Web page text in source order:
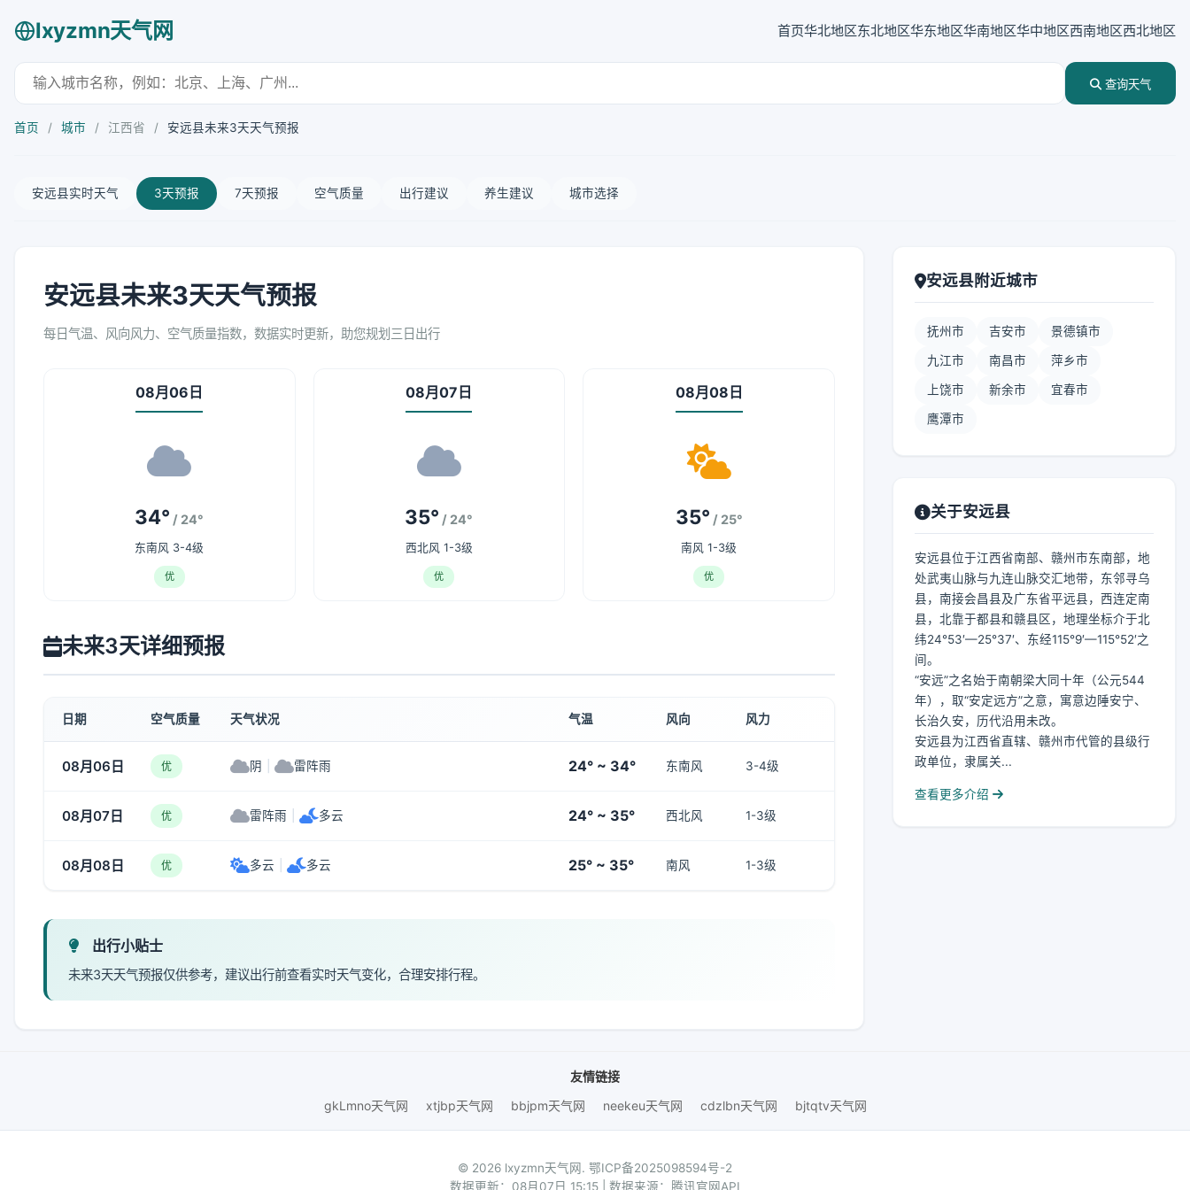
lxyzmn天气网 首页华北地区东北地区华东地区华南地区华中地区西南地区西北地区
查询天气
首页 / 城市 / 江西省 / 安远县未来3天天气预报
安远县实时天气 3天预报 7天预报 空气质量 出行建议 养生建议 城市选择
安远县未来3天天气预报
每日气温、风向风力、空气质量指数，数据实时更新，助您规划三日出行
08月06日
34° / 24°
东南风 3-4级
优
08月07日
35° / 24°
西北风 1-3级
优
08月08日
35° / 25°
南风 1-3级
优
未来3天详细预报
日期 空气质量 天气状况 气温 风向 风力
08月06日 优 阴 雷阵雨 24° ~ 34° 东南风 3-4级
08月07日 优 雷阵雨 多云 24° ~ 35° 西北风 1-3级
08月08日 优 多云 多云 25° ~ 35° 南风 1-3级
出行小贴士
未来3天天气预报仅供参考，建议出行前查看实时天气变化，合理安排行程。
安远县附近城市
抚州市 吉安市 景德镇市
九江市 南昌市 萍乡市
上饶市 新余市 宜春市
鹰潭市
关于安远县
安远县位于江西省南部、赣州市东南部，地
处武夷山脉与九连山脉交汇地带，东邻寻乌
县，南接会昌县及广东省平远县，西连定南
县，北靠于都县和赣县区，地理坐标介于北
纬24°53′—25°37′、东经115°9′—115°52′之
间。
“安远”之名始于南朝梁大同十年（公元544
年），取“安定远方”之意，寓意边陲安宁、
长治久安，历代沿用未改。
安远县为江西省直辖、赣州市代管的县级行
政单位，隶属关...
查看更多介绍
友情链接
gkLmno天气网
xtjbp天气网 bbjpm天气网 neekeu天气网 cdzlbn天气网 bjtqtv天气网
© 2026 lxyzmn天气网. 鄂ICP备2025098594号-2
数据更新：08月07日 15:15 | 数据来源：腾讯官网API